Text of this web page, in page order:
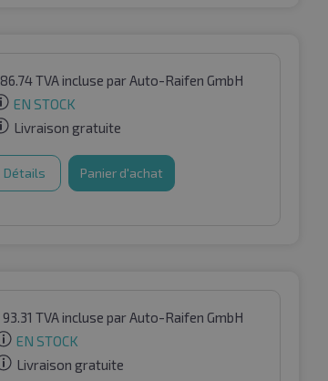
86.74TVA incluse par Auto-Raifen GmbH
EN STOCK
Livraison gratuite
Détails Panier d'achat
93.31 TVA incluse par Auto-Raifen GmbH
EN STOCK
Livraison gratuite